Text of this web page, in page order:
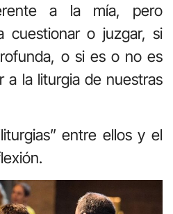
a la mía, pero
cuestionar o juzgar, si
o si es o no es
a la liturgia de nuestras
entre ellos y el